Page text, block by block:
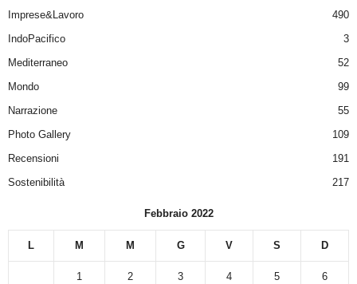
Imprese&Lavoro
490
IndoPacifico
3
Mediterraneo
52
Mondo
99
Narrazione
55
Photo Gallery
109
Recensioni
191
Sostenibilità
217
Febbraio 2022
L M M G V S D
1 2 3 4 5 6